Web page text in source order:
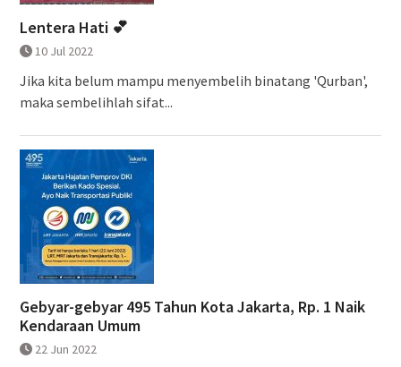
Lentera Hati 💕
10 Jul 2022
Jika kita belum mampu menyembelih binatang 'Qurban',
maka sembelihlah sifat...
Gebyar-gebyar 495 Tahun Kota Jakarta, Rp. 1 Naik
Kendaraan Umum
22 Jun 2022